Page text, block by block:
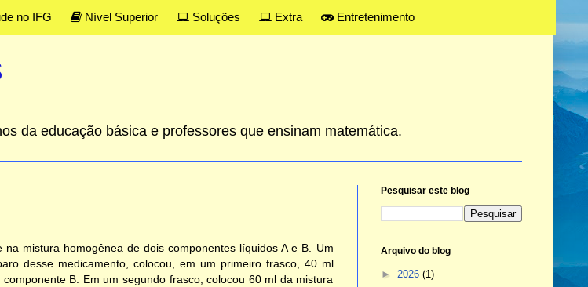
no IFG Nível Superior Soluções Extra Entretenimento
da educação básica e professores que ensinam matemática.
na mistura homogênea de dois componentes líquidos A e B. Um
desse medicamento, colocou, em um primeiro frasco, 40 ml
B. Em um segundo frasco, colocou 60 ml da mistura
Pesquisar este blog
Arquivo do blog
► 2026 (1)